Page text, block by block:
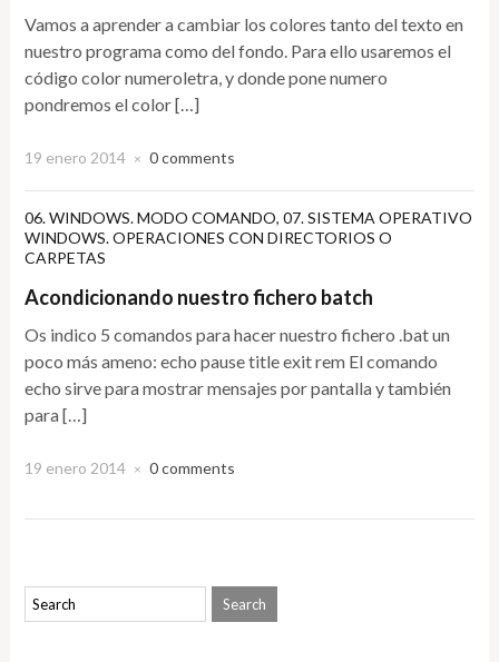
Vamos a aprender a cambiar los colores tanto del texto en
nuestro programa como del fondo. Para ello usaremos el
código color numeroletra, y donde pone numero
pondremos el color […]
19 enero 2014 × 0 comments
06. WINDOWS. MODO COMANDO,07. SISTEMA OPERATIVO
WINDOWS. OPERACIONES CON DIRECTORIOS O
CARPETAS
Acondicionando nuestro fichero batch
Os indico 5 comandos para hacer nuestro fichero .bat un
poco más ameno: echo pause title exit rem El comando
echo sirve para mostrar mensajes por pantalla y también
para […]
19 enero 2014 × 0 comments